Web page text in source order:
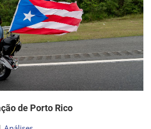
de Porto Rico